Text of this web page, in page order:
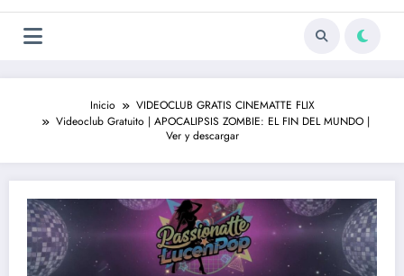
Inicio
VIDEOCLUB GRATIS CINEMATTE FLIX
Videoclub Gratuito | APOCALIPSIS ZOMBIE: EL FIN DEL MUNDO |
Ver y descargar